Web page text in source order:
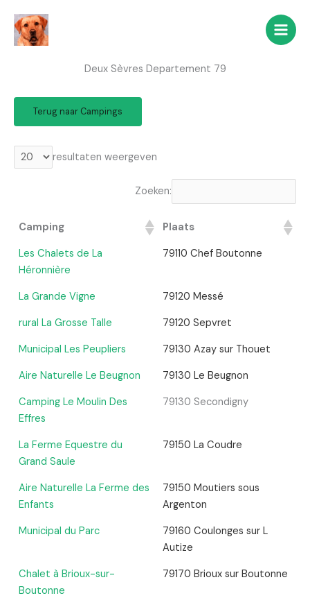
naar
Deux Sèvres Departement 79
Terug naar Campings
resultaten weergeven
Zoeken:
Camping
Plaats
Les Chalets de La
Héronnière
79110 Chef Boutonne
La Grande Vigne
79120 Messé
rural La Grosse Talle
79120 Sepvret
Municipal Les Peupliers
79130 Azay sur Thouet
Aire Naturelle Le Beugnon
79130 Le Beugnon
Camping Le Moulin Des
Effres
79130 Secondigny
La Ferme Equestre du
Grand Saule
79150 La Coudre
Aire Naturelle La Ferme des
Enfants
79150 Moutiers sous
Argenton
Municipal du Parc
79160 Coulonges sur L
Autize
Chalet à Brioux-sur-
Boutonne
79170 Brioux sur Boutonne